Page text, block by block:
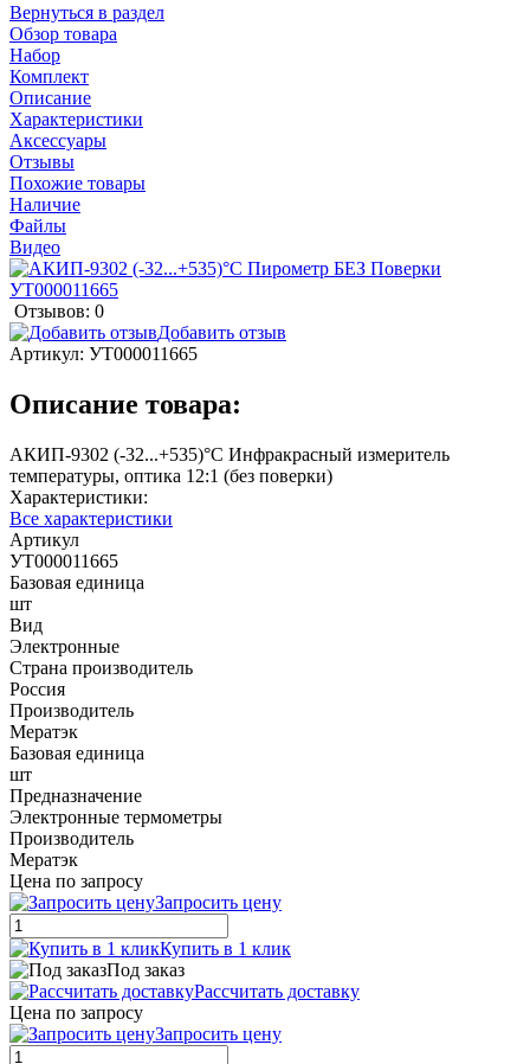
Вернуться в раздел
Обзор товара
Набор
Комплект
Описание
Характеристики
Аксессуары
Отзывы
Похожие товары
Наличие
Файлы
Видео
Отзывов: 0
Добавить отзыв
Артикул: УТ000011665
Описание товара:
АКИП-9302 (-32...+535)°С Инфракрасный измеритель
температуры, оптика 12:1 (без поверки)
Характеристики:
Все характеристики
Артикул
УТ000011665
Базовая единица
шт
Вид
Электронные
Страна производитель
Россия
Производитель
Мератэк
Базовая единица
шт
Предназначение
Электронные термометры
Производитель
Мератэк
Цена по запросу
Запросить цену
Купить в 1 клик
Под заказ
Рассчитать доставку
Цена по запросу
Запросить цену